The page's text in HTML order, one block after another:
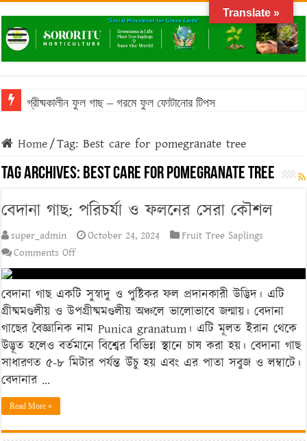
গ্রীষ্মকালীন ফুল গাছ – গরমে ফুল ফোটানোর টিপস
Home/Tag:Best care for pomegranate tree
Tag Archives: Best care for pomegranate tree
বেদানা গাছ: পরিচর্যা ও ফলনের সেরা কৌশল
super_admin October 24, 2024
Fruit Tree Saplings
Comments Offon
বেদানা
গাছ:
পরিচর্যা
ও
ফলনের
সেরা
বেদানা গাছ একটি সুস্বাদু ও পুষ্টিকর ফল প্রদানকারী উদ্ভিদ। এটি
গ্রীষ্মমণ্ডলীয় ও উপগ্রীষ্মমণ্ডলীয় অঞ্চলে ভালোভাবে জন্মায়। বেদানা
গাছের বৈজ্ঞানিক নাম Punica granatum। এটি মূলত ইরান থেকে
উদ্ভূত হলেও বর্তমানে বিশ্বের বিভিন্ন স্থানে চাষ করা হয়। বেদানা গাছ
সাধারণত ৫-৮ মিটার পর্যন্ত উঁচু হয় এবং এর পাতা সবুজ ও লম্বাটে।
বেদানার …
Read More »
Translate »